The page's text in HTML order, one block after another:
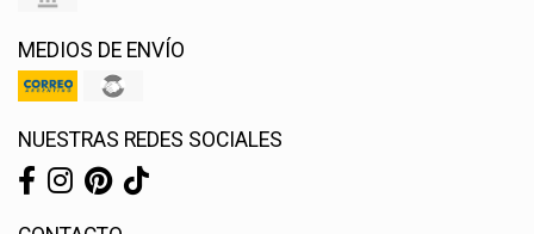
MEDIOS DE ENVÍO
NUESTRAS REDES SOCIALES